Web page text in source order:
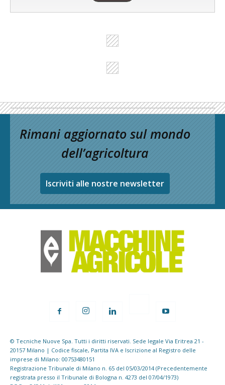
Rimani aggiornato sul mondo
dell’agricoltura
Iscriviti alle nostre newsletter
© Tecniche Nuove Spa. Tutti i diritti riservati. Sede legale Via Eritrea 21 -
20157 Milano | Codice fiscale, Partita IVA e Iscrizione al Registro delle
imprese di Milano: 00753480151
Registrazione Tribunale di Milano n. 65 del 05/03/2014 (Precedentemente
registrata presso il Tribunale di Bologna n. 4273 del 07/04/1973)